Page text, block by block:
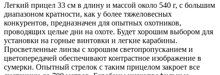
Легкий прицел 33 см в длину и массой около 540 г, с большим
диапазоном кратности, как у более тяжеловесных
конкурентов, предназначен для опытных охотников,
проводящих целые дни на охоте. Будет хорошим выбором для
установки на горные винтовки и легкие карабины.
Просветленные линзы с хорошим светопропусканием и
цветопередачей обеспечивают контрастное изображение в
сумерки. Опытный стрелок с таким прицелом закроет все